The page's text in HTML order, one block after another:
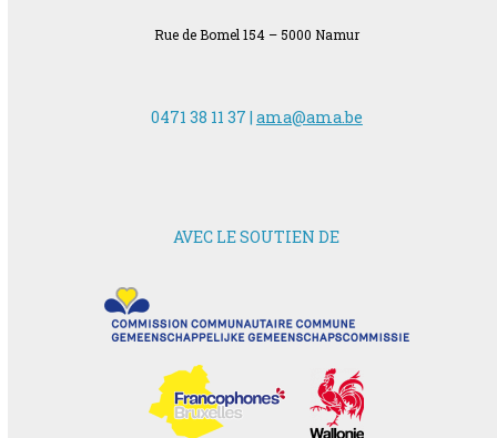
Rue de Bomel 154 – 5000 Namur
0471 38 11 37 | ama@ama.be
AVEC LE SOUTIEN DE